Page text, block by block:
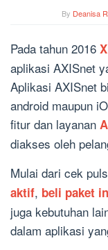
By Deanisa
Pada tahun 2016
aplikasi AXISnet
Aplikasi AXISnet
android maupun
fitur dan layanan
diakses oleh
Mulai dari cek
aktif, beli paket
juga kebutuhan
dalam aplikasi